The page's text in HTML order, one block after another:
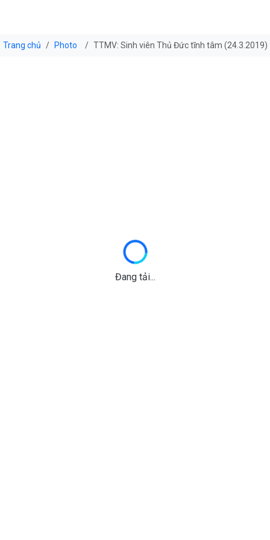
Trang chủ Photo TTMV: Sinh viên Thủ Đức tĩnh tâm (24.3.2019)
Đang tải...